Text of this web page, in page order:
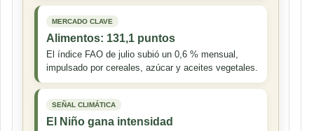
MERCADO CLAVE
Alimentos: 131,1 puntos
El índice FAO de julio subió un 0,6 % mensual,
impulsado por cereales, azúcar y aceites vegetales.
SEÑAL CLIMÁTICA
El Niño gana intensidad